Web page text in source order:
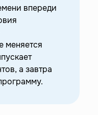
но помочь
скан паспорта»
студенту за
он был
впереди
меняется
а завтра